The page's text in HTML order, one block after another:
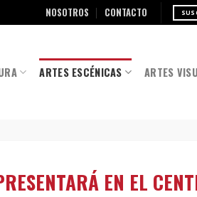
NOSOTROS CONTACTO
ARTES ESCÉNICAS ARTES
EN EL